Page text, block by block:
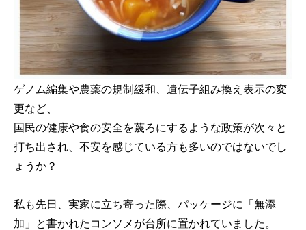
ゲノム編集や農薬の規制緩和、遺伝子組み換え表示の変
更など、
国民の健康や食の安全を蔑ろにするような政策が次々と
打ち出され、不安を感じている方も多いのではないでし
ょうか？
私も先日、実家に立ち寄った際、パッケージに「無添
加」と書かれたコンソメが台所に置かれていました。